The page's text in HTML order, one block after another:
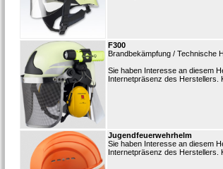
F300
Brandbekämpfung / Technische
Sie haben Interesse an diesem
Internetpräsenz des Herstellers.
Jugendfeuerwehrhelm
Sie haben Interesse an diesem
Internetpräsenz des Herstellers.